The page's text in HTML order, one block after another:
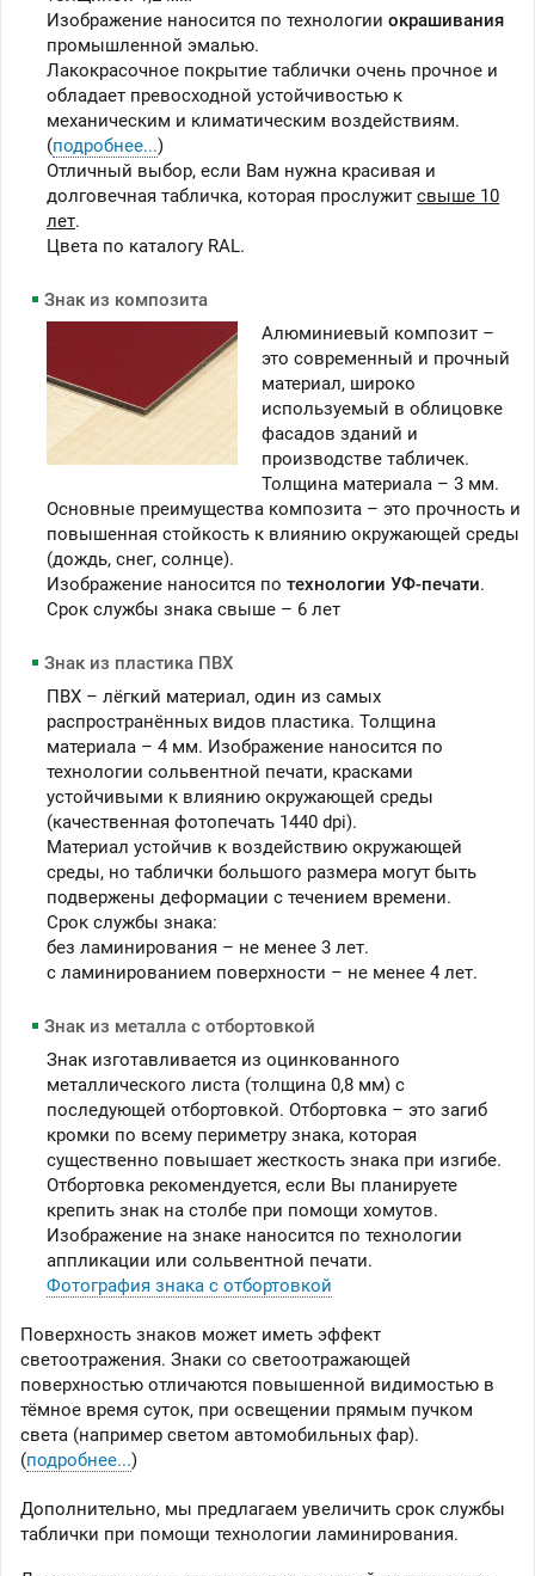
Изображение наносится по технологии окрашивания
промышленной эмалью.
Лакокрасочное покрытие таблички очень прочное и
обладает превосходной устойчивостью к
механическим и климатическим воздействиям.
(подробнее...)
Отличный выбор, если Вам нужна красивая и
долговечная табличка, которая прослужит свыше 10
лет.
Цвета по каталогу RAL.
Знак из композита
Алюминиевый композит –
это современный и прочный
материал, широко
используемый в облицовке
фасадов зданий и
производстве табличек.
Толщина материала – 3 мм.
Основные преимущества композита – это прочность и
повышенная стойкость к влиянию окружающей среды
(дождь, снег, солнце).
Изображение наносится по технологии УФ-печати.
Срок службы знака свыше – 6 лет
Знак из пластика ПВХ
ПВХ – лёгкий материал, один из самых
распространённых видов пластика. Толщина
материала – 4 мм. Изображение наносится по
технологии сольвентной печати, красками
устойчивыми к влиянию окружающей среды
(качественная фотопечать 1440 dpi).
Материал устойчив к воздействию окружающей
среды, но таблички большого размера могут быть
подвержены деформации с течением времени.
Срок службы знака:
без ламинирования – не менее 3 лет.
c ламинированием поверхности – не менее 4 лет.
Знак из металла с отбортовкой
Знак изготавливается из оцинкованного
металлического листа (толщина 0,8 мм) с
последующей отбортовкой. Отбортовка – это загиб
кромки по всему периметру знака, которая
существенно повышает жесткость знака при изгибе.
Отбортовка рекомендуется, если Вы планируете
крепить знак на столбе при помощи хомутов.
Изображение на знаке наносится по технологии
аппликации или сольвентной печати.
Фотография знака с отбортовкой
Поверхность знаков может иметь эффект
светоотражения. Знаки со светоотражающей
поверхностью отличаются повышенной видимостью в
тёмное время суток, при освещении прямым пучком
света (например светом автомобильных фар).
(подробнее...)
Дополнительно, мы предлагаем увеличить срок службы
таблички при помощи технологии ламинирования.